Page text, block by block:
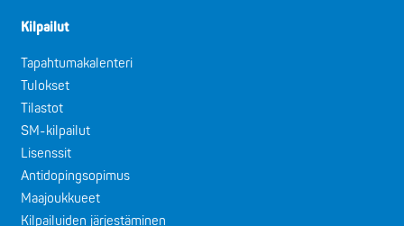
Kilpailut
Tapahtumakalenteri
Tulokset
Tilastot
SM-kilpailut
Lisenssit
Antidopingsopimus
Maajoukkueet
Kilpailuiden järjestäminen